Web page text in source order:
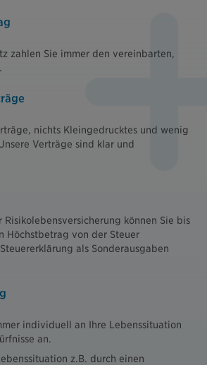
zahlen Sie immer den vereinbarten,
nichts Kleingedrucktes und wenig
Verträge sind klar und
Risikolebensversicherung können Sie bis
Höchstbetrag von der Steuer
als Sonderausgaben
individuell an Ihre Lebenssituation
an.
z.B. durch einen